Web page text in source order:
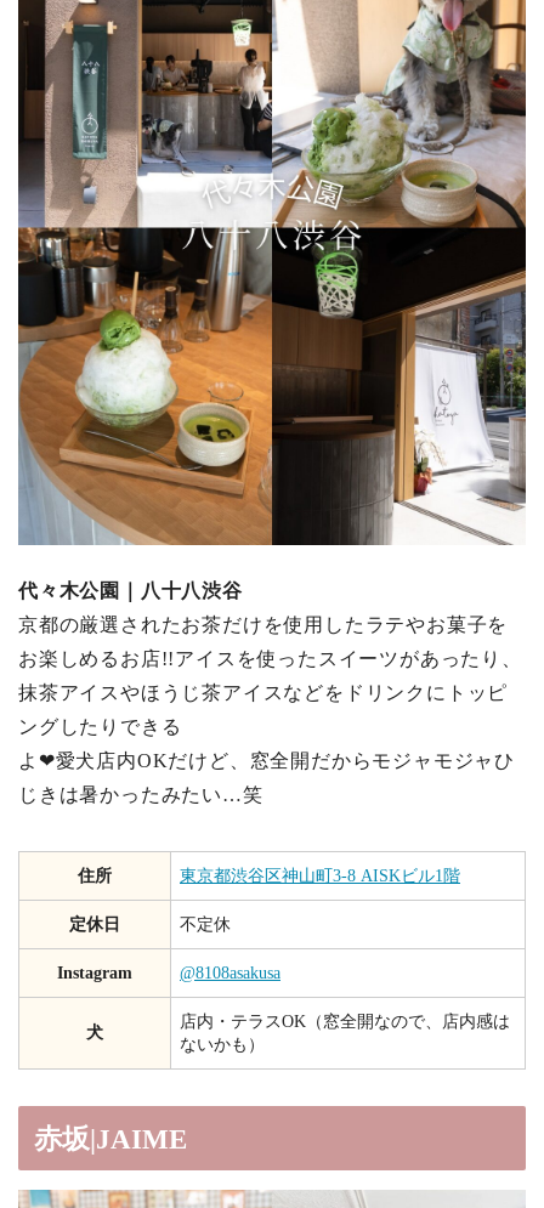
代々木公園｜八十八渋谷
京都の厳選されたお茶だけを使用したラテやお菓子を
お楽しめるお店!!アイスを使ったスイーツがあったり、
抹茶アイスやほうじ茶アイスなどをドリンクにトッピ
ングしたりできる
よ❤︎愛犬店内OKだけど、窓全開だからモジャモジャひ
じきは暑かったみたい…笑
住所 東京都渋谷区神山町3-8 AISKビル1階
定休日 不定休
Instagram @8108asakusa
犬
店内・テラスOK（窓全開なので、店内感は
ないかも）
赤坂|JAIME